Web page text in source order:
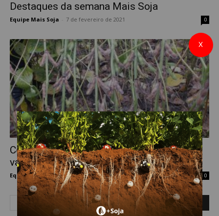
Destaques da semana Mais Soja
Equipe Mais Soja 7 de fevereiro de 2021 0
Comunicado sobre apodrecimento de
vagens de soja na safra 2020/21
Equipe Mais Soja - 4 de fevereiro de 2021 0
X